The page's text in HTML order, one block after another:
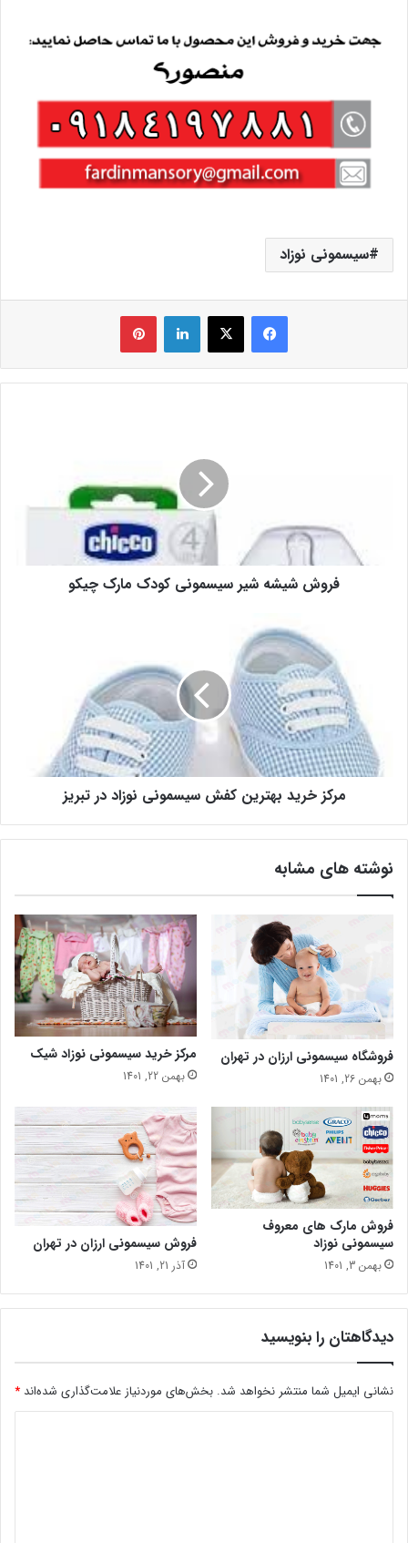
سیسمونی نوزاد
فیس بوک X لینکدین ‫پین‌ترست
فروش شیشه شیر سیسمونی کودک مارک چیکو
مرکز خرید بهترین کفش سیسمونی نوزاد در تبریز
نوشته های مشابه
فروشگاه سیسمونی ارزان در تهران
بهمن 26, 1401
مرکز خرید سیسمونی نوزاد شیک
بهمن 22, 1401
فروش مارک های معروف
سیسمونی نوزاد
بهمن 3, 1401
فروش سیسمونی ارزان در تهران
آذر 21, 1401
دیدگاهتان را بنویسید
نشانی ایمیل شما منتشر نخواهد شد. بخش‌های موردنیاز علامت‌گذاری شده‌اند *